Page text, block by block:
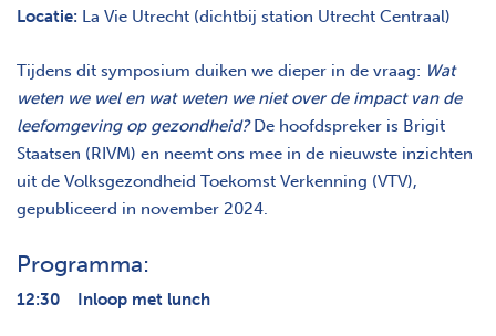
Locatie: La Vie Utrecht (dichtbij station Utrecht Centraal)
Tijdens dit symposium duiken we dieper in de vraag: Wat
weten we wel en wat weten we niet over de impact van de
leefomgeving op gezondheid?De hoofdspreker is Brigit
Staatsen (RIVM) en neemt ons mee in de nieuwste inzichten
uit de Volksgezondheid Toekomst Verkenning (VTV),
gepubliceerd in november 2024.
Programma:
12:30 Inloop met lunch